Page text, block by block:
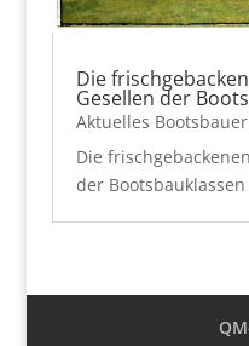
Die
Gesellen der
Aktuelles Bootsbauer
Die
der